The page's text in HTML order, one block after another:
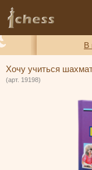
В
Хочу учиться
(арт. 19198)